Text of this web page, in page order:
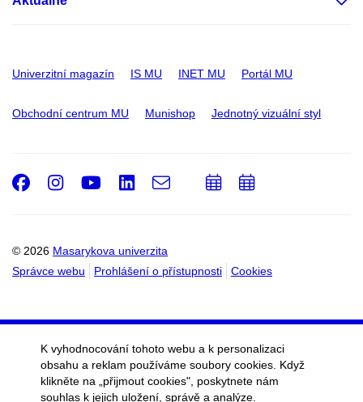
Univerzitní magazín IS MU INET MU Portál MU
Obchodní centrum MU Munishop Jednotný vizuální styl
© 2026 Masarykova univerzita
Správce webu
Prohlášení o přístupnosti Cookies
Facebook
Instagram
Youtube
LinkedIn
e-
PřidatPřidat
K vyhodnocování tohoto webu a k personalizaci
obsahu a reklam používáme soubory cookies. Když
klikněte na „přijmout cookies", poskytnete nám
souhlas k jejich uložení, správě a analýze.